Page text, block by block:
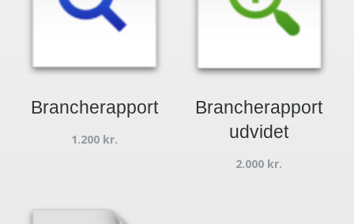
Brancherapport
1.200 kr.
Brancherapport
udvidet
2.000 kr.